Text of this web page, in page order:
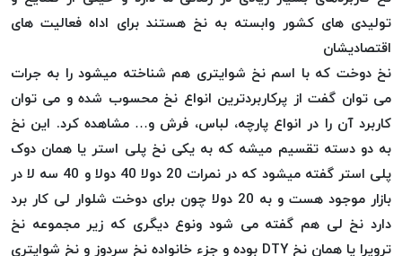
موم
خورده
KORD
نخ
بافت
موم
خورده
امگا
OMEGA
نخ بافت
تولیدی های کشور وابسته به نخ هستند برای اداه فعالیت های
اقتصادیشان
نخ دوخت که با اسم نخ شوایتری هم شناخته میشود را به جرات
می توان گفت از پرکاربردترین انواع نخ محسوب شده و می توان
کاربرد آن را در انواع پارچه، لباس، فرش و… مشاهده کرد. این نخ
به دو دسته تقسیم میشه که به یکی نخ پلی استر یا همان دوک
پلی استر گفته میشود که در نمرات 20 دولا 40 دولا و 40 سه لا در
بازار موجود هست و به 20 دولا چون برای دوخت شلوار لی کار برد
دارد نخ لی هم گفته می شود ونوع دیگری که زیر مجموعه نخ
ترویرا یا همان نخ DTY بوده و جزء خانواده نخ سردوز و نخ شوایتری